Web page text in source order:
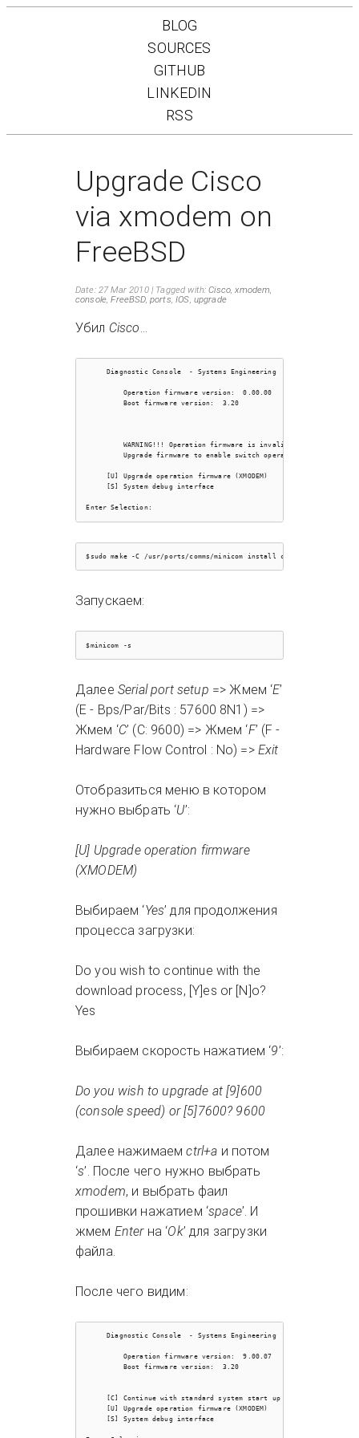
BLOG
SOURCES
GITHUB
LINKEDIN
RSS
Upgrade Cisco
via xmodem on
FreeBSD
Date: 27 Mar 2010 Tagged with:Cisco,xmodem,
console,FreeBSD, ports,IOS, upgrade
Убил Cisco…
     Diagnostic Console  - Systems Engineering
         Operation firmware version:  0.00.00   Status: invalid
         Boot firmware version:  3.20
         WARNING!!! Operation firmware is invalid.
         Upgrade firmware to enable switch operation.
     [U] Upgrade operation firmware (XMODEM)
     [S] System debug interface
Запускаем:
Далее Serial port setup => Жмем ‘E’
(E - Bps/Par/Bits : 57600 8N1) =>
Жмем ‘C’ (C: 9600) => Жмем ‘F’ (F -
Hardware Flow Control : No) => Exit
Отобразиться меню в котором
нужно выбрать ‘U’:
[U] Upgrade operation firmware
(XMODEM)
Выбираем ‘Yes’ для продолжения
процесса загрузки:
Do you wish to continue with the
download process, [Y]es or [N]o?
Yes
Выбираем скорость нажатием ‘9’:
Do you wish to upgrade at [9]600
(console speed) or [5]7600? 9600
Далее нажимаемctrl+a и потом
‘s’. После чего нужно выбрать
xmodem, и выбрать фаил
прошивки нажатием ‘space’. И
жмем Enterна ‘Ok’ для загрузки
файла.
После чего видим:
Diagnostic
Operation
Boot
[C] Continue
[U] Upgrade
[S]